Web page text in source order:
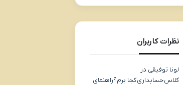
نظرات کاربران
لونا توفیقی در
کلاس حسابداری کجا برم؟راهنمای